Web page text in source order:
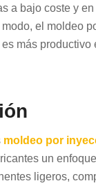
a bajo coste y
el moldeo
más productivo
moldeo por
un
ligeros,